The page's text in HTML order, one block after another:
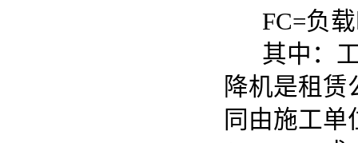
FC=负载
其中：工
降机是租
同由施工